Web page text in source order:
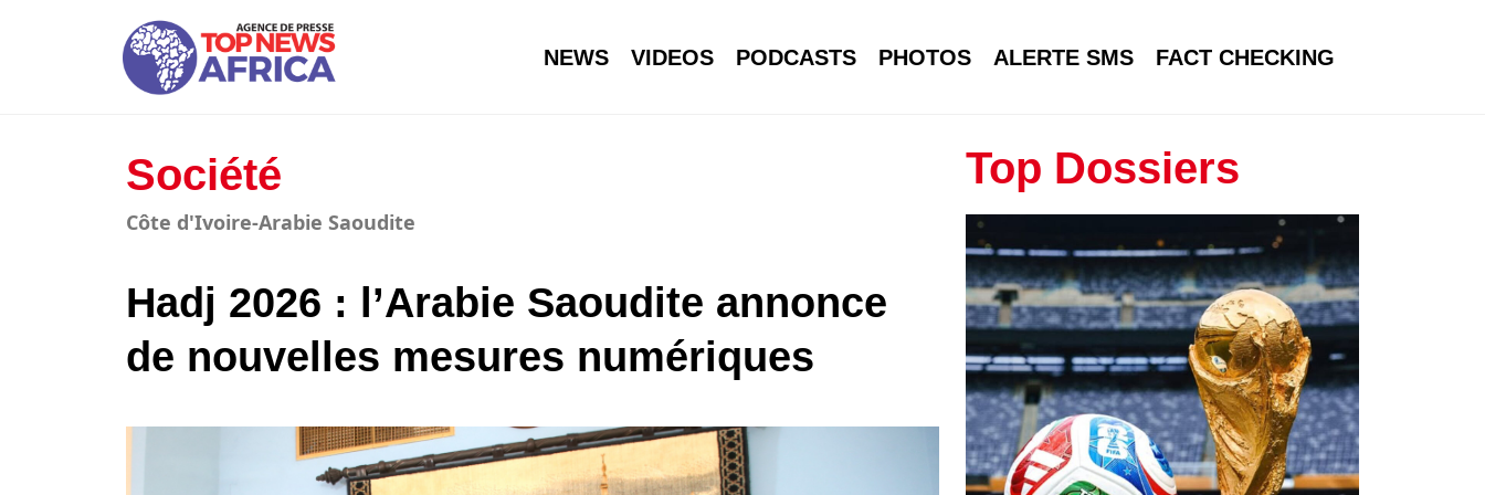
NEWS VIDEOS PODCASTS PHOTOS ALERTE SMS FACT CHECKING
Société
Côte d'Ivoire-Arabie Saoudite
Hadj 2026 : l’Arabie Saoudite annonce
de nouvelles mesures numériques
Top Dossiers